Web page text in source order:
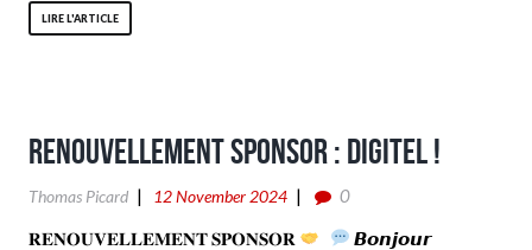
LIRE L'ARTICLE
RENOUVELLEMENT SPONSOR : DIGITEL !
Thomas Picard 12 November 2024
0
𝐑𝐄𝐍𝐎𝐔𝐕𝐄𝐋𝐋𝐄𝐌𝐄𝐍𝐓 𝐒𝐏𝐎𝐍𝐒𝐎𝐑
𝘽𝙤𝙣𝙟𝙤𝙪𝙧